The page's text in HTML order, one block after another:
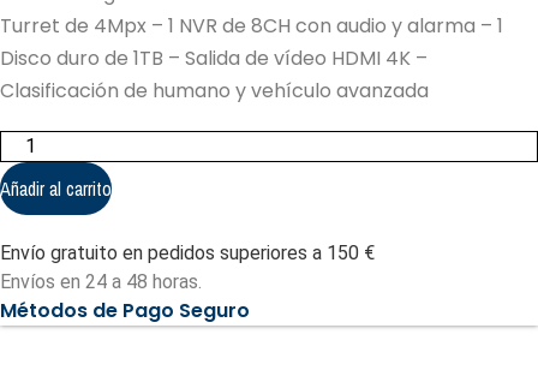
Turret de 4Mpx – 1 NVR de 8CH con audio y alarma – 1
Disco duro de 1TB – Salida de vídeo HDMI 4K –
Clasificación de humano y vehículo avanzada
Kit
de
Inteligencia
Artificial
Safire
-
1
Cámara
Turret
de
Añadir al carrito
Envío gratuito en pedidos superiores a 150 €
Envíos en 24 a 48 horas.
Métodos de Pago Seguro